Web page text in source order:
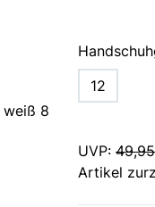
12
UVP:
Artikel